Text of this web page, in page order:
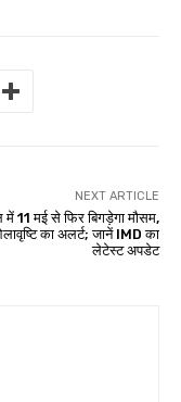
NEXT ARTICLE
में 11 मई से फिर बिगड़ेगा मौसम,
का अलर्ट; जानें IMD का
लेटेस्ट अपडेट